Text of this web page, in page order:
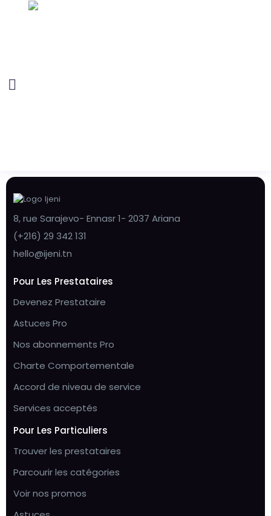
8, rue Sarajevo- Ennasr 1- 2037 Ariana
(+216) 29 342 131
hello@ijeni.tn
Pour Les Prestataires
Devenez Prestataire
Astuces Pro
Nos abonnements Pro
Charte Comportementale
Accord de niveau de service
Services acceptés
Pour Les Particuliers
Trouver les prestataires
Parcourir les catégories
Voir nos promos